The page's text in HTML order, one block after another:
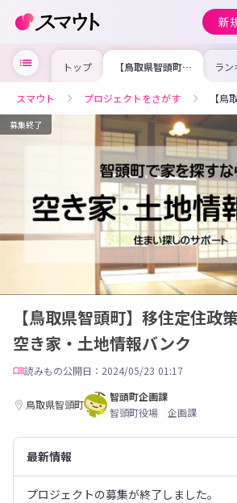
新
トップ 【鳥取県智頭町】
移住定住政策シリ
土地情報バンク
ラ
スマウト プロジェクトをさがす 【
募集終了
【鳥取県智頭町】移住定住
空き家・土地情報バンク
読みもの公開日：2024/05/23 01:17
鳥取県智頭町
智頭町企画課
智頭町役場 企画課
最新情報
プロジェクトの募集が終了しました。